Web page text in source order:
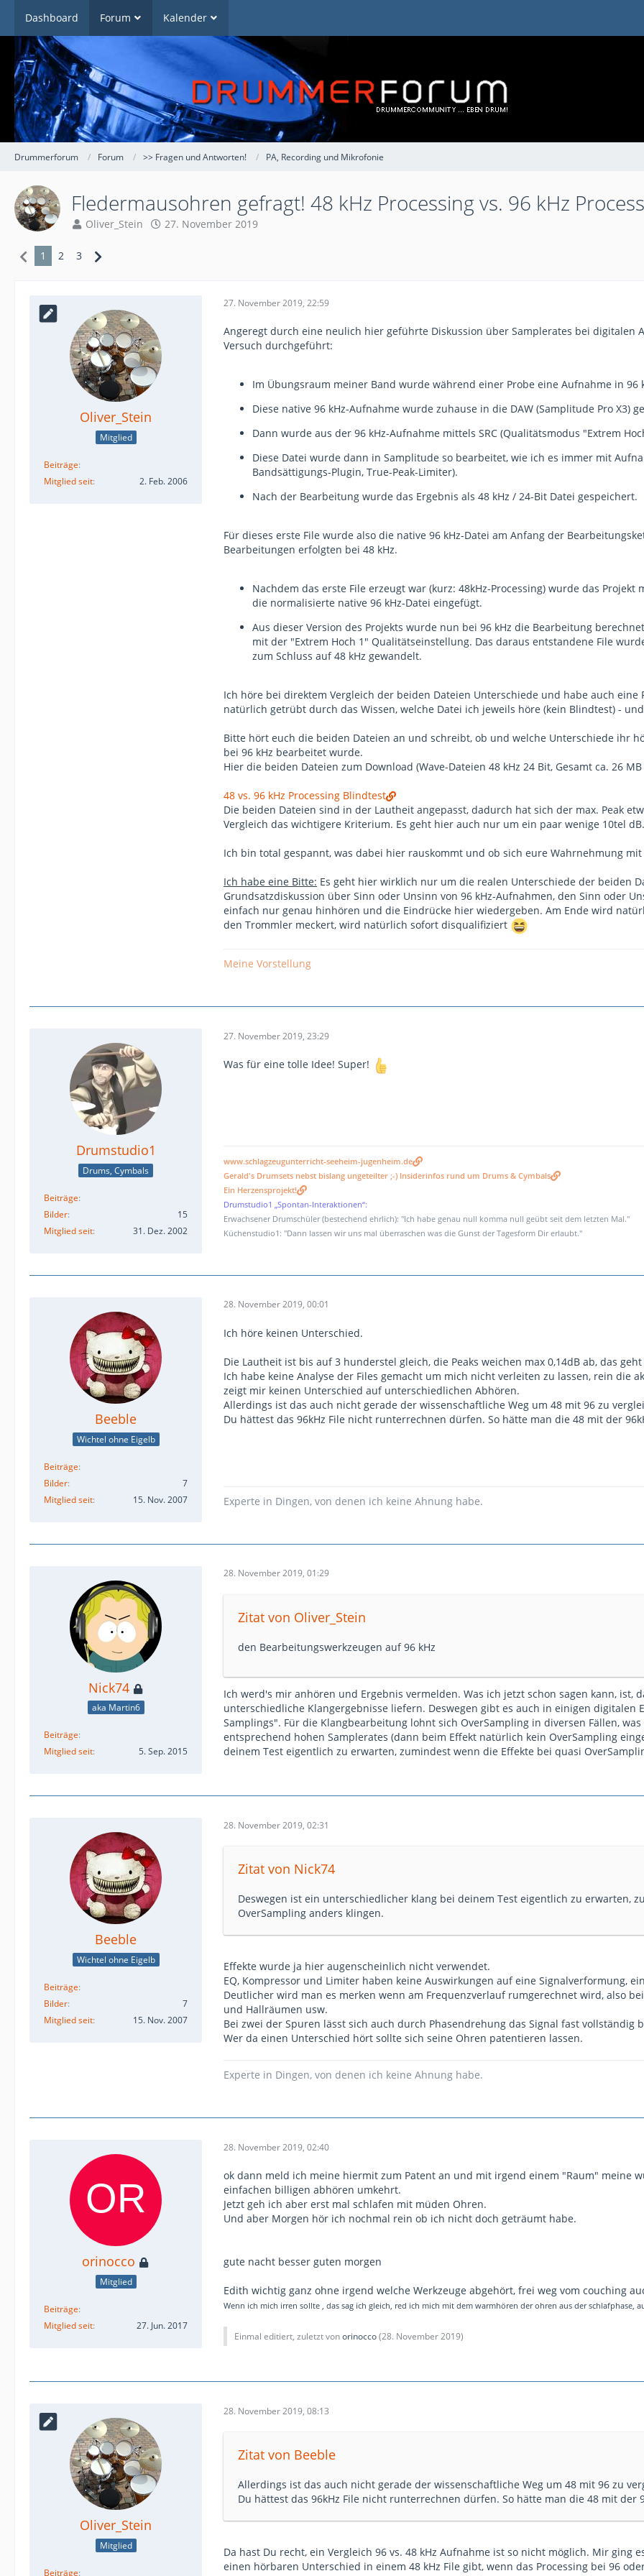
Dashboard Forum Kalender
Drummerforum Forum >> Fragen und Antworten! PA, Recording und Mikrofonie
Fledermausohren gefragt! 48 kHz Processing vs. 96 kHz
Oliver_Stein 27. November 2019
1 2 3
Oliver_Stein
Mitglied
Beiträge
Mitglied seit
2. Feb. 2006
27. November 2019, 22:59
Angeregt durch eine neulich hier geführte Diskussion über Samplerates bei
Versuch durchgeführt:
Im Übungsraum meiner Band wurde während einer Probe eine Aufnahme in 96
Diese native 96 kHz-Aufnahme wurde zuhause in die DAW (Samplitude Pro X3)
Dann wurde aus der 96 kHz-Aufnahme mittels SRC (Qualitätsmodus "Extrem
Diese Datei wurde dann in Samplitude so bearbeitet, wie ich es immer mit
Bandsättigungs-Plugin, True-Peak-Limiter).
Nach der Bearbeitung wurde das Ergebnis als 48 kHz / 24-Bit Datei gespeichert.
Für dieses erste File wurde also die native 96 kHz-Datei am Anfang der
Bearbeitungen erfolgten bei 48 kHz.
Nachdem das erste File erzeugt war (kurz: 48kHz-Processing) wurde das
die normalisierte native 96 kHz-Datei eingefügt.
Aus dieser Version des Projekts wurde nun bei 96 kHz die Bearbeitung
mit der "Extrem Hoch 1" Qualitätseinstellung. Das daraus entstandene File
zum Schluss auf 48 kHz gewandelt.
Ich höre bei direktem Vergleich der beiden Dateien Unterschiede und habe auch
natürlich getrübt durch das Wissen, welche Datei ich jeweils höre (kein Blindtest) -
Bitte hört euch die beiden Dateien an und schreibt, ob und welche Unterschiede ihr
bei 96 kHz bearbeitet wurde.
Hier die beiden Dateien zum Download (Wave-Dateien 48 kHz 24 Bit, Gesamt ca. 26 MB
48 vs. 96 kHz Processing Blindtest
Die beiden Dateien sind in der Lautheit angepasst, dadurch hat sich der max. Peak
Vergleich das wichtigere Kriterium. Es geht hier auch nur um ein paar wenige 10tel
Ich bin total gespannt, was dabei hier rauskommt und ob sich eure Wahrnehmung
Ich habe eine Bitte: Es geht hier wirklich nur um die realen Unterschiede der beiden
Grundsatzdiskussion über Sinn oder Unsinn von 96 kHz-Aufnahmen, den Sinn oder
einfach nur genau hinhören und die Eindrücke hier wiedergeben. Am Ende wird
den Trommler meckert, wird natürlich sofort disqualifiziert
Meine Vorstellung
Drumstudio1
Drums, Cymbals
Beiträge
Bilder
15
Mitglied seit
31. Dez. 2002
27. November 2019, 23:29
Was für eine tolle Idee! Super!
www.schlagzeugunterricht-seeheim-jugenheim.de
Gerald's Drumsets nebst bislang ungeteilter ;-) Insiderinfos rund um Drums & Cymbals
Ein Herzensprojekt!
Drumstudio1 „Spontan-Interaktionen“:
Erwachsener Drumschüler (bestechend ehrlich): "Ich habe genau null komma null geübt seit dem letzten Mal."
Küchenstudio1: "Dann lassen wir uns mal überraschen was die Gunst der Tagesform Dir erlaubt."
Beeble
Wichtel ohne Eigelb
Beiträge
Bilder
7
Mitglied seit
15. Nov. 2007
28. November 2019, 00:01
Ich höre keinen Unterschied.
Die Lautheit ist bis auf 3 hunderstel gleich, die Peaks weichen max 0,14dB ab, das
Ich habe keine Analyse der Files gemacht um mich nicht verleiten zu lassen, rein die
zeigt mir keinen Unterschied auf unterschiedlichen Abhören.
Allerdings ist das auch nicht gerade der wissenschaftliche Weg um 48 mit 96 zu
Du hättest das 96kHz File nicht runterrechnen dürfen. So hätte man die 48 mit der
Experte in Dingen, von denen ich keine Ahnung habe.
Nick74
aka Martin6
Beiträge
Mitglied seit
5. Sep. 2015
28. November 2019, 01:29
Zitat von Oliver_Stein
den Bearbeitungswerkzeugen auf 96 kHz
Ich werd's mir anhören und Ergebnis vermelden. Was ich jetzt schon sagen kann, ist,
unterschiedliche Klangergebnisse liefern. Deswegen gibt es auch in einigen digitalen
Samplings". Für die Klangbearbeitung lohnt sich OverSampling in diversen Fällen,
entsprechend hohen Samplerates (dann beim Effekt natürlich kein OverSampling
deinem Test eigentlich zu erwarten, zumindest wenn die Effekte bei quasi
Beeble
Wichtel ohne Eigelb
Beiträge
Bilder
7
Mitglied seit
15. Nov. 2007
28. November 2019, 02:31
Zitat von Nick74
Deswegen ist ein unterschiedlicher klang bei deinem Test eigentlich zu erwarten,
OverSampling anders klingen.
Effekte wurde ja hier augenscheinlich nicht verwendet.
EQ, Kompressor und Limiter haben keine Auswirkungen auf eine Signalverformung,
Deutlicher wird man es merken wenn am Frequenzverlauf rumgerechnet wird, also
und Hallräumen usw.
Bei zwei der Spuren lässt sich auch durch Phasendrehung das Signal fast vollständig
Wer da einen Unterschied hört sollte sich seine Ohren patentieren lassen.
Experte in Dingen, von denen ich keine Ahnung habe.
orinocco
Mitglied
Beiträge
Mitglied seit
27. Jun. 2017
28. November 2019, 02:40
ok dann meld ich meine hiermit zum Patent an und mit irgend einem "Raum" meine
einfachen billigen abhören umkehrt.
Jetzt geh ich aber erst mal schlafen mit müden Ohren.
Und aber Morgen hör ich nochmal rein ob ich nicht doch geträumt habe.
gute nacht besser guten morgen
Edith wichtig ganz ohne irgend welche Werkzeuge abgehört, frei weg vom couching
Wenn ich mich irren sollte , das sag ich gleich, red ich mich mit dem warmhören der ohren aus der schlafphase,
Einmal editiert, zuletzt vonorinocco(28. November 2019)
Oliver_Stein
Mitglied
Beiträge
28. November 2019, 08:13
Zitat von Beeble
Allerdings ist das auch nicht gerade der wissenschaftliche Weg um 48 mit 96 zu
Du hättest das 96kHz File nicht runterrechnen dürfen. So hätte man die 48 mit der
Da hast Du recht, ein Vergleich 96 vs. 48 kHz Aufnahme ist so nicht möglich. Mir ging
einen hörbaren Unterschied in einem 48 kHz File gibt, wenn das Processing bei 96